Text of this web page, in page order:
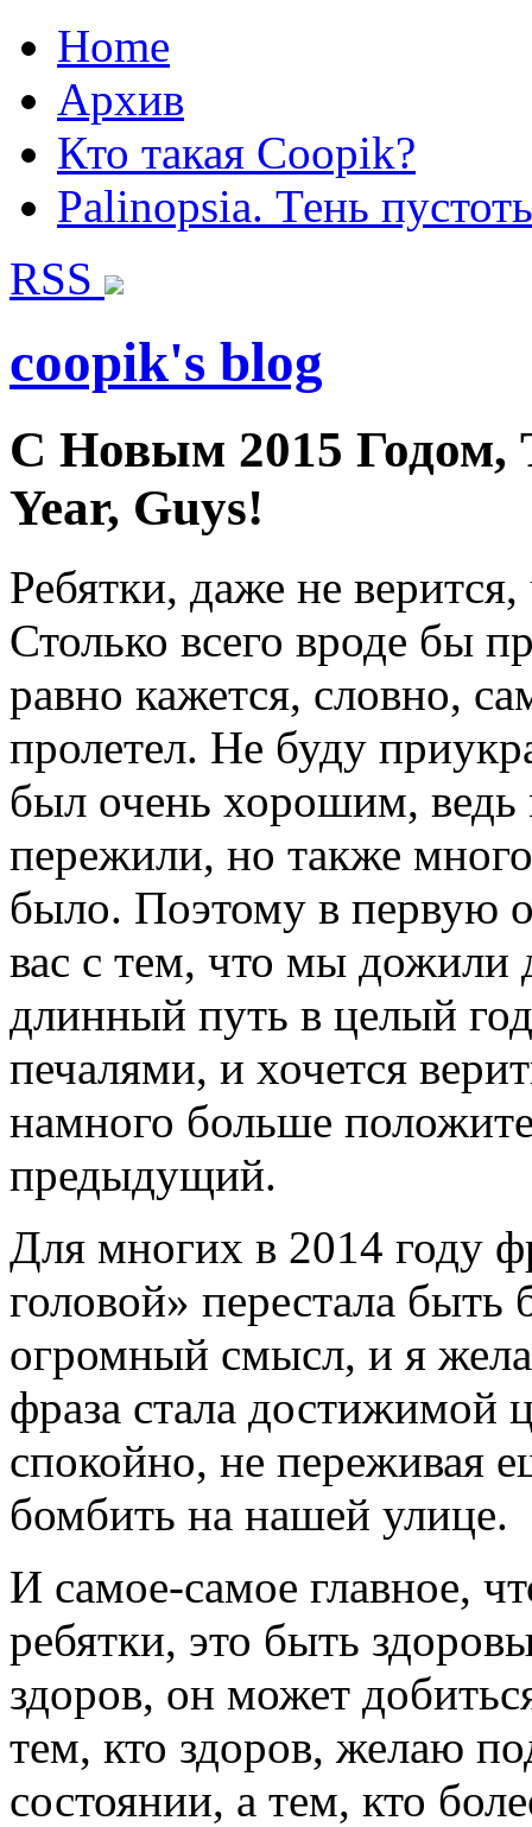
Home
Архив
Кто такая Coopik?
Palinopsia. Тень
RSS
coopik's blog
С Новым 2015 Годом,
Year, Guys!
Ребятки, даже не
Столько всего вроде бы
равно кажется, словно,
пролетел. Не буду
был очень хорошим, ведь
пережили, но также
было. Поэтому в первую
вас с тем, что мы дожили
длинный путь в целый
печалями, и хочется
намного больше
предыдущий.
Для многих в 2014 году
головой» перестала быть
огромный смысл, и я
фраза стала достижимой
спокойно, не переживая
бомбить на нашей улице.
И самое-самое главное,
ребятки, это быть
здоров, он может
тем, кто здоров, желаю
состоянии, а тем, кто